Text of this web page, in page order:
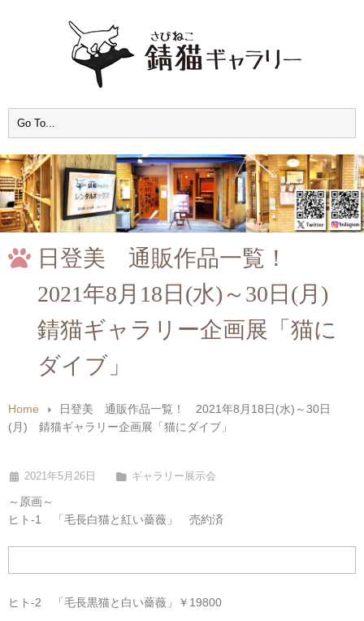
Home
日登美 通販作品一覧！ 2021年8月18日(水)～30日
(月) 錆猫ギャラリー企画展「猫にダイブ」
日登美 通販作品一覧！
2021年8月18日(水)～30日(月)
錆猫ギャラリー企画展「猫に
ダイブ」
2021年5月26日 ギャラリー展示会
～原画～
ヒト-1 「毛長白猫と紅い薔薇」 売約済
ヒト-2 「毛長黒猫と白い薔薇」￥19800